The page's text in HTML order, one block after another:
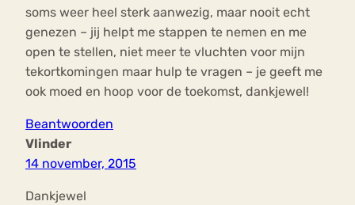
soms weer heel sterk aanwezig, maar nooit echt
genezen – jij helpt me stappen te nemen en me
open te stellen, niet meer te vluchten voor mijn
tekortkomingen maar hulp te vragen – je geeft me
ook moed en hoop voor de toekomst, dankjewel!
Beantwoorden
Vlinder
14 november, 2015
Dankjewel